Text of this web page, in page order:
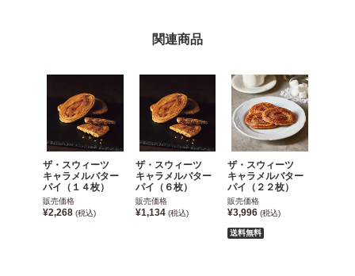
関連商品
ザ・スウィーツ
キャラメルバター
パイ（１４枚）
販売価格
¥2,268 (税込)
ザ・スウィーツ
キャラメルバター
パイ（６枚）
販売価格
¥1,134(税込)
ザ・スウィーツ
キャラメルバター
パイ（２２枚）
販売価格
¥3,996 (税込)
送料無料